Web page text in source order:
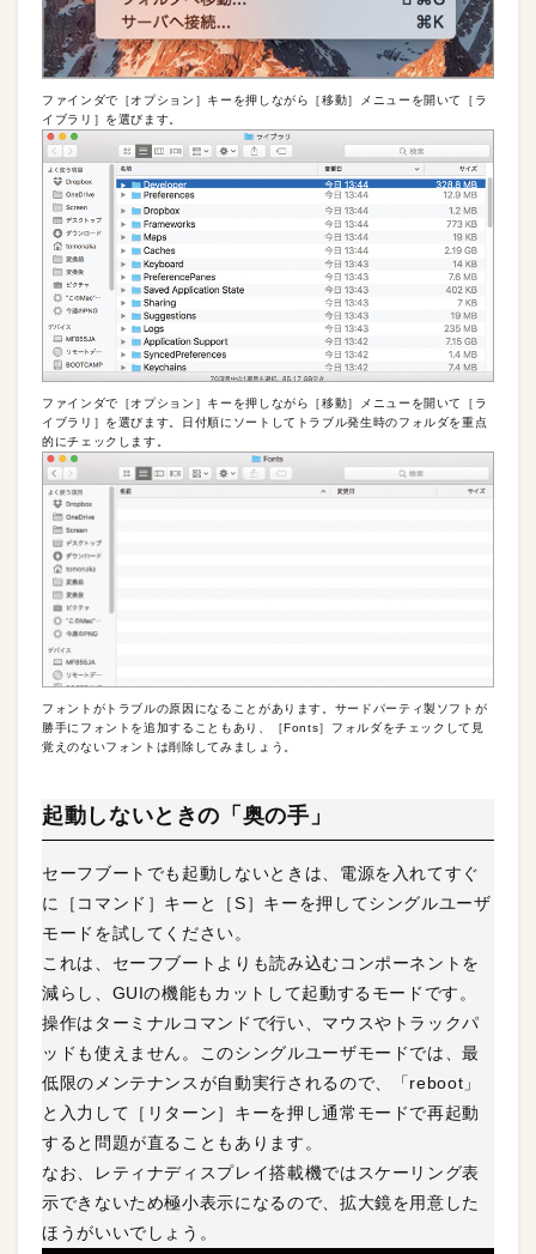
ファインダで［オプション］キーを押しながら［移動］メニューを開いて［ラ
イブラリ］を選びます。
ファインダで［オプション］キーを押しながら［移動］メニューを開いて［ラ
イブラリ］を選びます。日付順にソートしてトラブル発生時のフォルダを重点
的にチェックします。
フォントがトラブルの原因になることがあります。サードパーティ製ソフトが
勝手にフォントを追加することもあり、［Fonts］フォルダをチェックして見
覚えのないフォントは削除してみましょう。
起動しないときの「奥の手」
セーフブートでも起動しないときは、電源を入れてすぐ
に［コマンド］キーと［S］キーを押してシングルユーザ
モードを試してください。
これは、セーフブートよりも読み込むコンポーネントを
減らし、GUIの機能もカットして起動するモードです。
操作はターミナルコマンドで行い、マウスやトラックパ
ッドも使えません。このシングルユーザモードでは、最
低限のメンテナンスが自動実行されるので、「reboot」
と入力して［リターン］キーを押し通常モードで再起動
すると問題が直ることもあります。
なお、レティナディスプレイ搭載機ではスケーリング表
示できないため極小表示になるので、拡大鏡を用意した
ほうがいいでしょう。